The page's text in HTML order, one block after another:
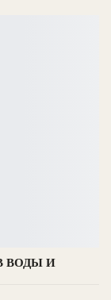
ВОДЫ И